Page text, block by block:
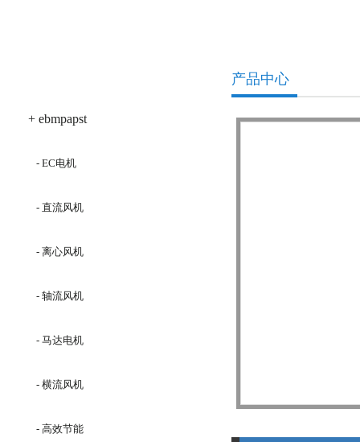
+ ebmpapst
- EC电机
- 直流风机
- 离心风机
- 轴流风机
- 马达电机
- 横流风机
- 高效节能
产品中心